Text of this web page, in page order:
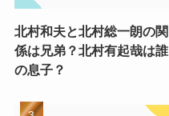
北村和夫と北村総一朗の関
係は兄弟？北村有起哉は誰
の息子？